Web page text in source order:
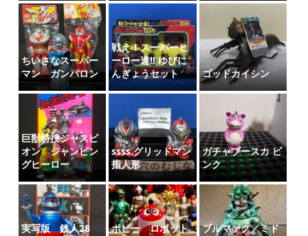
ちいさなスーパー
マン ガンバロン
戦え！スーパーヒ
ーロー達‼︎ ゆびに
んぎょうセット
ゴッドカイシン
巨獣特捜ジャスピ
オン ジャンピン
グヒーロー
ssss.グリッドマン
指人形
ガチャブースカ ピ
ンク
実写版 鉄人28
ポピー ロボット
ブルマァク／ミド